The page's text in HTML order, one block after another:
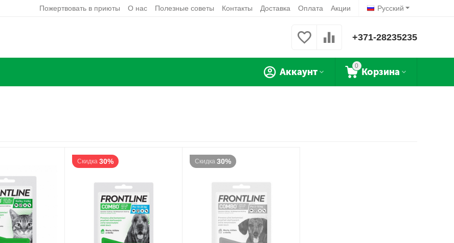
Русский
Пожертвовать в приюты О нас Полезные советы Контакты Доставка Оплата Акции
+371-28235235
0
Корзина
Аккаунт
Скидка 30% Скидка 30%